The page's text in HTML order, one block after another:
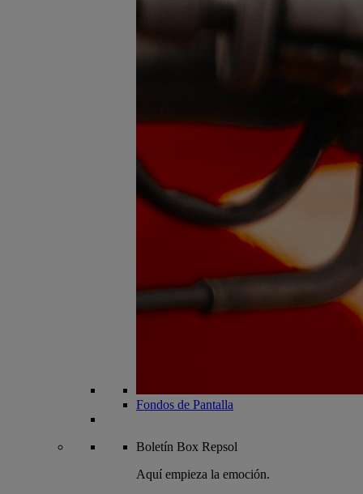
Fondos de Pantalla
Boletín Box Repsol
Aquí empieza la emoción.